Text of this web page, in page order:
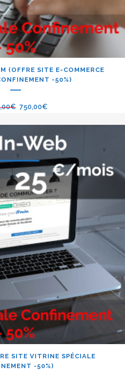
(OFFRE SITE E-COMMERCE
-50%)
€ 750,00€
SITE VITRINE SPÉCIALE
-50%)